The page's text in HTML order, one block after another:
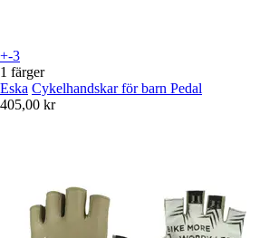
+-3
1 färger
Eska Cykelhandskar för barn Pedal
405,00 kr